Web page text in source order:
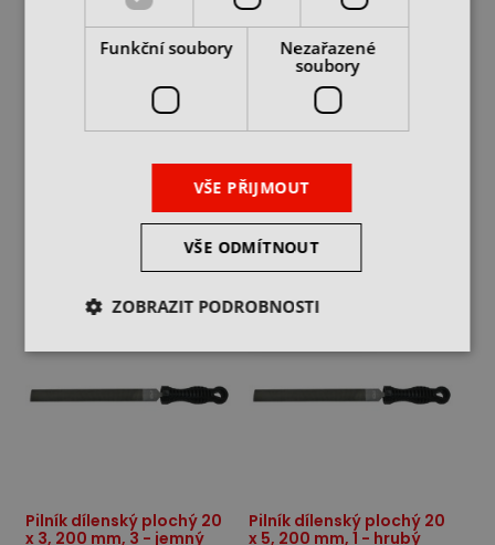
Pilník dílenský plochý 20
x 3, 200 mm, 1 - hrubý
skladem 1 ks
DO KOŠÍKU
Pilník dílenský plochý 20
x 3, 200 mm, 2 - středně
skladem u dodavatele
116 Kč165 Kč
cena bez DPH
DO KOŠÍKU
Pilník dílenský plochý 20
x 3, 200 mm, 3 - jemný
-30% DO 2-3 DNŮ U VÁS
Pilník dílenský plochý 20
x 5, 200 mm, 1 - hrubý
Funkční soubory
Nezařazené
soubory
VŠE PŘIJMOUT
VŠE ODMÍTNOUT
ZOBRAZIT PODROBNOSTI